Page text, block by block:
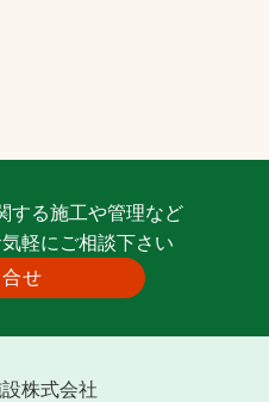
する施工や管理など
軽にご相談下さい
せ
株式会社